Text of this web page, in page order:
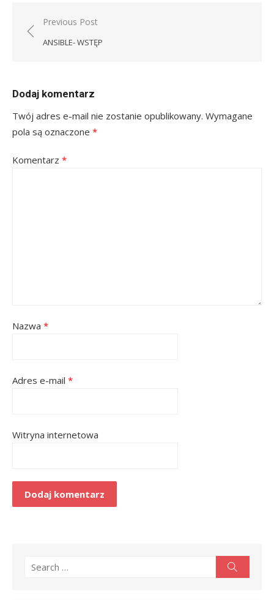
Nawigacja
wpisu
Previous Post
ANSIBLE- WSTĘP
Dodaj komentarz
Twój adres e-mail nie zostanie opublikowany. Wymagane
pola są oznaczone *
Komentarz *
Nazwa *
Adres e-mail *
Witryna internetowa
Search